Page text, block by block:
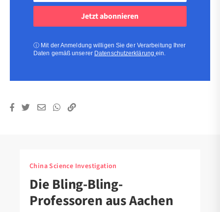
Adresse
ⓘ Mit der Anmeldung willigen Sie der Verarbeitung Ihrer
Daten gemäß unserer Datenschutzerklärungein.
China Science Investigation
Die Bling-Bling-
Professoren aus Aachen